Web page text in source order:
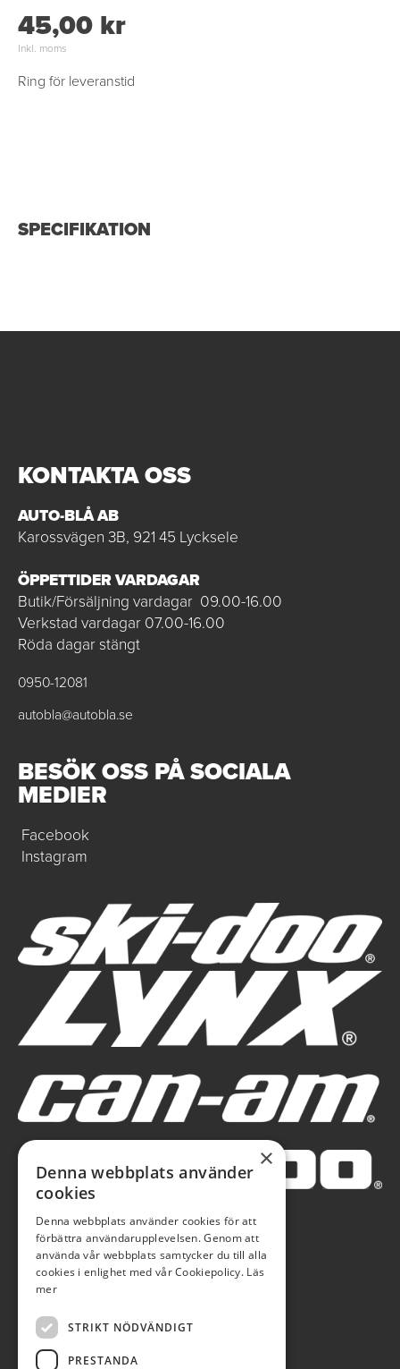
45,00 kr
Inkl. moms
Ring för leveranstid
SPECIFIKATION
KONTAKTA OSS
AUTO-BLÅ AB
Karossvägen 3B, 921 45 Lycksele
ÖPPETTIDER VARDAGAR
Butik/Försäljning vardagar 09.00-16.00
Verkstad vardagar 07.00-16.00
Röda dagar stängt
0950-12081
autobla@autobla.se
BESÖK OSS PÅ SOCIALA
MEDIER
Facebook
Instagram
×
Denna webbplats använder
cookies
Denna webbplats använder cookies för att
förbättra användarupplevelsen. Genom att
använda vår webbplats samtycker du till alla
cookies i enlighet med vår Cookiepolicy. Läs
mer
STRIKT NÖDVÄNDIGT
PRESTANDA